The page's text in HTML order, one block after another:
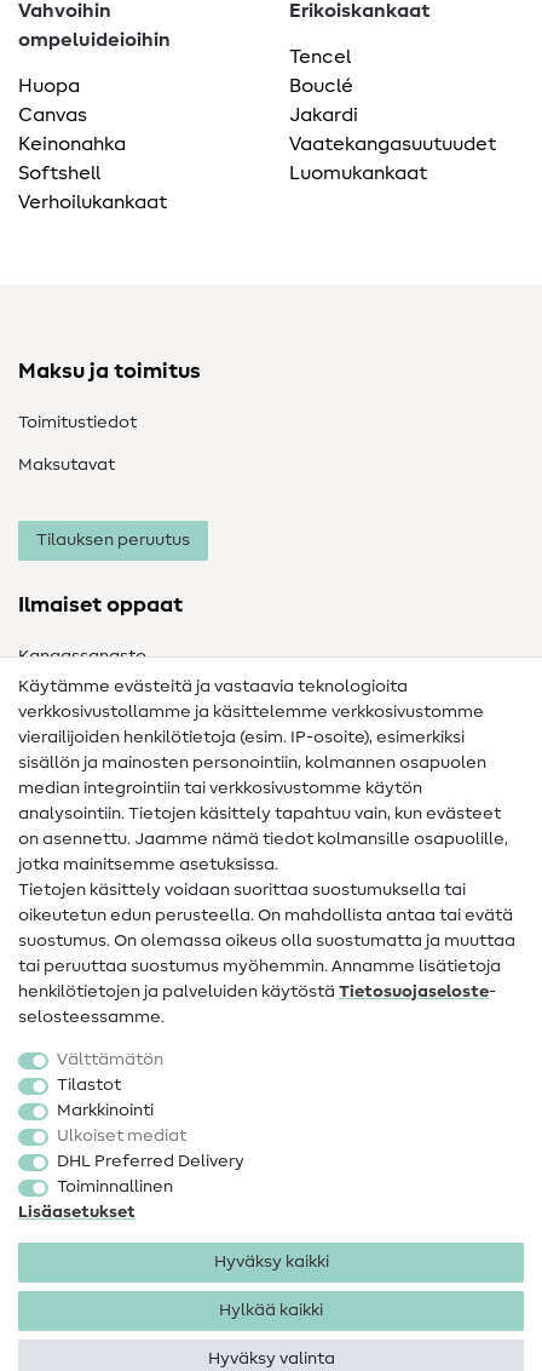
Vahvoihin
ompeluideioihin
Huopa
Canvas
Keinonahka
Softshell
Verhoilukankaat
Erikoiskankaat
Tencel
Bouclé
Jakardi
Vaatekangasuutuudet
Luomukankaat
Maksu ja toimitus
Toimitustiedot
Maksutavat
Tilauksen peruutus
Ilmaiset oppaat
Kangassanasto
Ompelusanasto
Ompeluohjeet
Apua ja yhteystiedot
Yhteystiedot
Tietoa omistajanvaihdoksesta
Peruutusoikeus
Suosittu
Kankaat
Ompelutarvikkeet
Ale
Käytämme evästeitä ja vastaavia teknologioita
verkkosivustollamme ja käsittelemme verkkosivustomme
vierailijoiden henkilötietoja (esim. IP-osoite), esimerkiksi
sisällön ja mainosten personointiin, kolmannen osapuolen
median integrointiin tai verkkosivustomme käytön
analysointiin. Tietojen käsittely tapahtuu vain, kun evästeet
on asennettu. Jaamme nämä tiedot kolmansille osapuolille,
jotka mainitsemme asetuksissa.
Tietojen käsittely voidaan suorittaa suostumuksella tai
oikeutetun edun perusteella. On mahdollista antaa tai evätä
suostumus. On olemassa oikeus olla suostumatta ja muuttaa
tai peruuttaa suostumus myöhemmin. Annamme lisätietoja
henkilötietojen ja palveluiden käytöstä Tietosuojaseloste-
selosteessamme.
Välttämätön
Tilastot
Markkinointi
Ulkoiset mediat
DHL Preferred Delivery
Toiminnallinen
Lisäasetukset
Hyväksy kaikki
Hylkää kaikki
Hyväksy valinta
Tietosuoja
Käyttöehdot
Peruutusoikeus
Tekijänoikeus 2026 SewIY GmbH